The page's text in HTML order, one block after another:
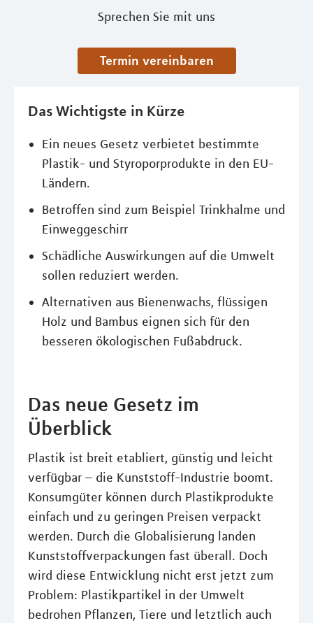
Sprechen Sie mit uns
Termin vereinbaren
Das Wichtigste in Kürze
Ein neues Gesetz verbietet bestimmte
Plastik- und Styroporprodukte in den EU-
Ländern.
Betroffen sind zum Beispiel Trinkhalme und
Einweggeschirr
Schädliche Auswirkungen auf die Umwelt
sollen reduziert werden.
Alternativen aus Bienenwachs, flüssigen
Holz und Bambus eignen sich für den
besseren ökologischen Fußabdruck.
Das neue Gesetz im
Überblick
Plastik ist breit etabliert, günstig und leicht
verfügbar – die Kunststoff-Industrie boomt.
Konsumgüter können durch Plastikprodukte
einfach und zu geringen Preisen verpackt
werden. Durch die Globalisierung landen
Kunststoffverpackungen fast überall. Doch
wird diese Entwicklung nicht erst jetzt zum
Problem: Plastikpartikel in der Umwelt
bedrohen Pflanzen, Tiere und letztlich auch